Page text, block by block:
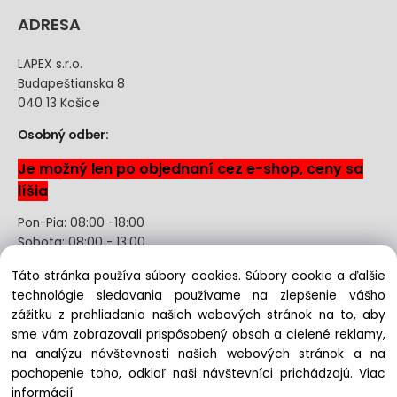
ADRESA
LAPEX s.r.o.
Budapeštianska 8
040 13 Košice
Osobný odber:
Je možný len po objednaní cez e-shop, ceny sa
líšia
Pon-Pia: 08:00 -18:00
Sobota: 08:00 - 13:00
Odstúpenie od kúpnej zmluvy uzavretej na diaľku bez
registrácie
Copyright © 2022 lapex.sk, All rights reserved
Táto stránka používa súbory cookies. Súbory cookie a ďalšie
technológie sledovania používame na zlepšenie vášho
zážitku z prehliadania našich webových stránok na to, aby
sme vám zobrazovali prispôsobený obsah a cielené reklamy,
na analýzu návštevnosti našich webových stránok a na
pochopenie toho, odkiaľ naši návštevníci prichádzajú.Viac
informácií